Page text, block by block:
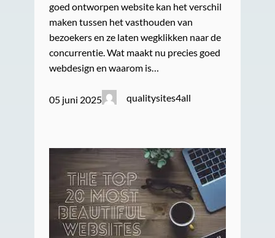
goed ontworpen website kan het verschil
maken tussen het vasthouden van
bezoekers en ze laten wegklikken naar de
concurrentie. Wat maakt nu precies goed
webdesign en waarom is…
05 juni 2025 qualitysites4all